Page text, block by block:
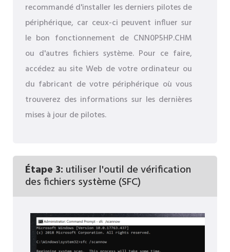
recommandé d'installer les derniers pilotes de
périphérique, car ceux-ci peuvent influer sur
le bon fonctionnement de CNN0P5HP.CHM
ou d'autres fichiers système. Pour ce faire,
accédez au site Web de votre ordinateur ou
du fabricant de votre périphérique où vous
trouverez des informations sur les dernières
mises à jour de pilotes.
Étape 3: utiliser l'outil de vérification
des fichiers système (SFC)